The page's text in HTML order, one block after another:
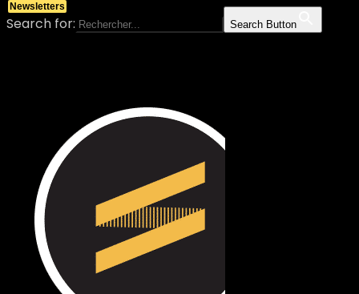
Search for: Search Button
Newsletters